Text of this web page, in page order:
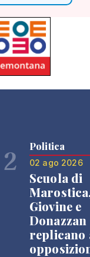
2 Politica
02 ago 2026
Scuola di
Giovine e
Donazzan
replicano